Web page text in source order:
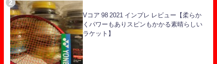
Vコア 98 2021 インプレ レビュー【柔らか
くパワーもありスピンもかかる素晴らしい
ラケット】